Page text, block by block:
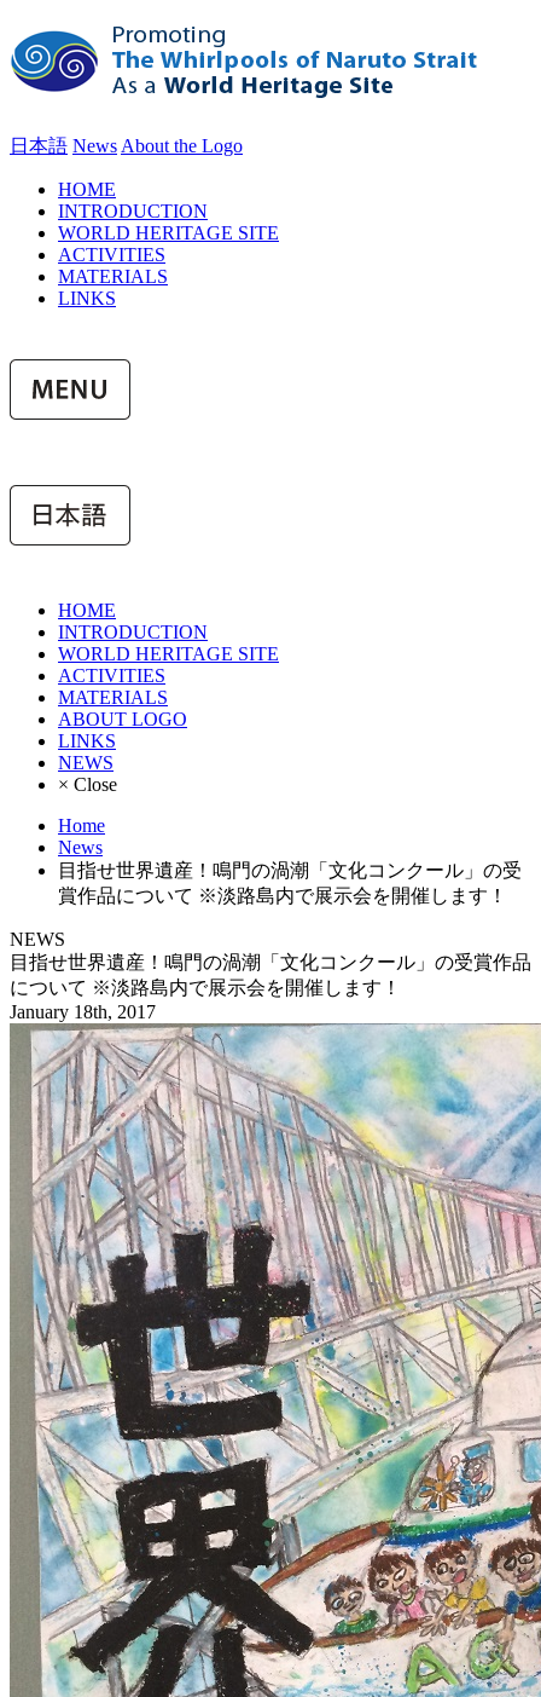
日本語 News About the Logo
HOME
INTRODUCTION
WORLD HERITAGE SITE
ACTIVITIES
MATERIALS
LINKS
HOME
INTRODUCTION
WORLD HERITAGE SITE
ACTIVITIES
MATERIALS
ABOUT LOGO
LINKS
NEWS
× Close
Home
News
目指せ世界遺産！鳴門の渦潮「文化コンクール」の受
賞作品について ※淡路島内で展示会を開催します！
NEWS
目指せ世界遺産！鳴門の渦潮「文化コンクール」の受賞作品
について ※淡路島内で展示会を開催します！
January 18th, 2017